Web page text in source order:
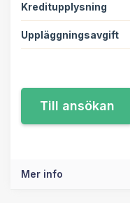
Kreditupplysning
Uppläggningsavgift
Mer info